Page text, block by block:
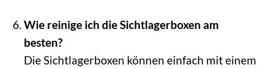
Wie reinige ich die Sichtlagerboxen am
besten?
Die Sichtlagerboxen können einfach mit einem